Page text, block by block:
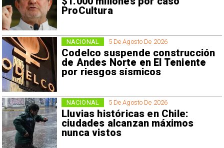
ProCultura
5 De Agosto De 2026
Codelco suspende construcción
de Andes Norte en El Teniente
por riesgos sísmicos
NACIONAL
5 De Agosto De 2026
Lluvias históricas en Chile:
ciudades alcanzan máximos
nunca vistos
NACIONAL